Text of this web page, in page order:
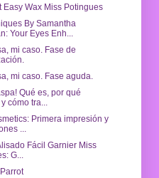
Easy Wax Miss Potingues
By Samantha
Your Eyes Enh...
mi caso. Fase de
mi caso. Fase aguda.
Qué es, por qué
cómo tra...
Primera impresión y
...
Fácil Garnier Miss
G...